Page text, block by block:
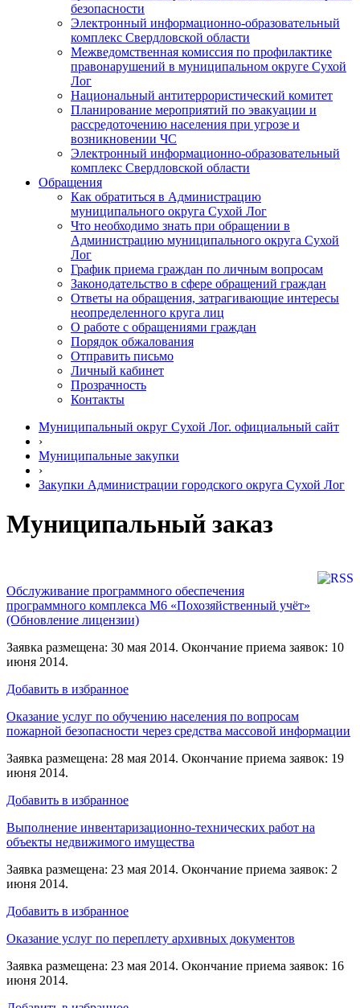
безопасности
Электронный информационно-образовательный
комплекс Cвердловской области
Межведомственная комиссия по профилактике
правонарушений в муниципальном округе Сухой
Лог
Национальный антитеррористический комитет
Планирование мероприятий по эвакуации и
рассредоточению населения при угрозе и
возникновении ЧС
Электронный информационно-образовательный
комплекс Свердловской области
Обращения
Как обратиться в Администрацию
муниципального округа Сухой Лог
Что необходимо знать при обращении в
Администрацию муниципального округа Сухой
Лог
График приема граждан по личным вопросам
Законодательство в сфере обращений граждан
Ответы на обращения, затрагивающие интересы
неопределенного круга лиц
О работе с обращениями граждан
Порядок обжалования
Отправить письмо
Личный кабинет
Прозрачность
Контакты
Муниципальный округ Сухой Лог. официальный сайт
›
Муниципальные закупки
›
Закупки Администрации городского округа Сухой Лог
Муниципальный заказ
Обслуживание программного обеспечения
программного комплекса М6 «Похозяйственный учёт»
(Обновление лицензии)
Заявка размещена: 30 мая 2014. Окончание приема заявок: 10
июня 2014.
Добавить в избранное
Оказание услуг по обучению населения по вопросам
пожарной безопасности через средства массовой информации
Заявка размещена: 28 мая 2014. Окончание приема заявок: 19
июня 2014.
Добавить в избранное
Выполнение инвентаризационно-технических работ на
объекты недвижимого имущества
Заявка размещена: 23 мая 2014. Окончание приема заявок: 2
июня 2014.
Добавить в избранное
Оказание услуг по переплету архивных документов
Заявка размещена: 23 мая 2014. Окончание приема заявок: 16
июня 2014.